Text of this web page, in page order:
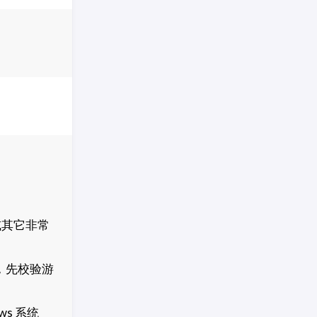
它非常
先校验游
系统